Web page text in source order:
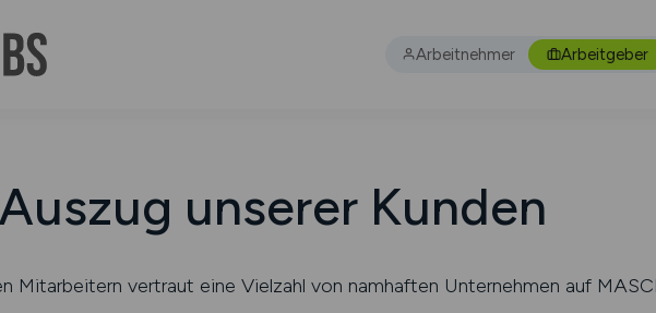
Arbeitnehmer Arbeitgeber
Auszug unserer Kunden
Mitarbeitern vertraut eine Vielzahl von namhaften Unternehmen auf